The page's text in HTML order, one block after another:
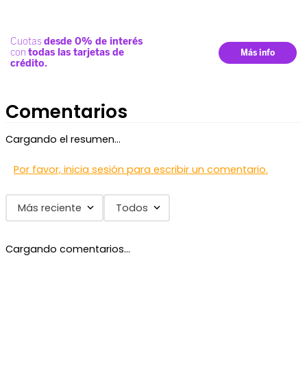
Comentarios
Cargando el resumen…
Por favor, inicia sesión para escribir un comentario.
Más reciente Todos
Cargando comentarios…